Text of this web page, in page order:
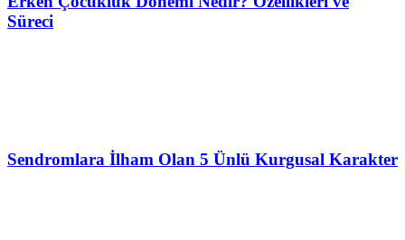
Süreci
Sendromlara İlham Olan 5 Ünlü Kurgusal Karakter